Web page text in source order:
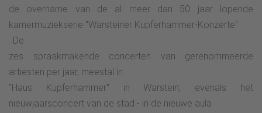
de overname van de al meer dan 50 jaar lopende
kamermuziekserie "Warsteiner Kupferhammer-Konzerte"
. De
zes spraakmakende concerten van gerenommeerde
artiesten per jaar, meestal in
"Haus Kupferhammer" in Warstein, evenals het
nieuwjaarsconcert van de stad - in de nieuwe aula